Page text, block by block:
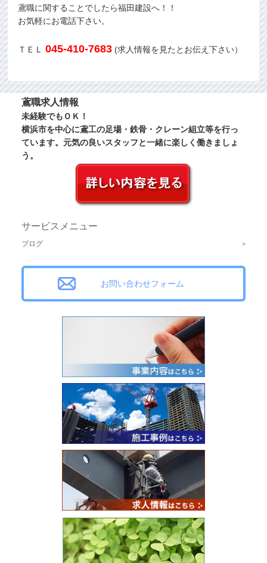
鳶職に関することでしたら福田建設へ！！
お気軽にお電話下さい。
ＴＥＬ045-410-7683 (求人情報を見たとお伝え下さい）
鳶職求人情報
未経験でもＯＫ！
横浜市を中心に鳶工の足場・鉄骨・クレーン組立等を行っ
ています。元気の良いスタッフと一緒に楽しく働きましょ
う。
サービスメニュー
ブログ
お問い合わせフォーム